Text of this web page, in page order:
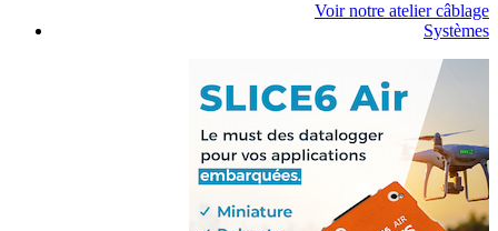
Voir notre atelier câblage
Systèmes